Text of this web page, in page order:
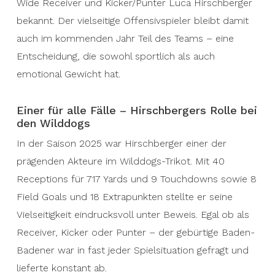
Wide Receiver und Kicker/Punter Luca Hirschberger
bekannt. Der vielseitige Offensivspieler bleibt damit
auch im kommenden Jahr Teil des Teams – eine
Entscheidung, die sowohl sportlich als auch
emotional Gewicht hat.
Einer für alle Fälle – Hirschbergers Rolle bei
den Wilddogs
In der Saison 2025 war Hirschberger einer der
prägenden Akteure im Wilddogs-Trikot. Mit 40
Receptions für 717 Yards und 9 Touchdowns sowie 8
Field Goals und 18 Extrapunkten stellte er seine
Vielseitigkeit eindrucksvoll unter Beweis. Egal ob als
Receiver, Kicker oder Punter – der gebürtige Baden-
Badener war in fast jeder Spielsituation gefragt und
lieferte konstant ab.